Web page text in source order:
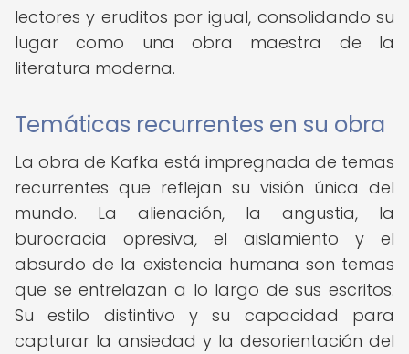
lectores y eruditos por igual, consolidando su
lugar como una obra maestra de la
literatura moderna.
Temáticas recurrentes en su obra
La obra de Kafka está impregnada de temas
recurrentes que reflejan su visión única del
mundo. La alienación, la angustia, la
burocracia opresiva, el aislamiento y el
absurdo de la existencia humana son temas
que se entrelazan a lo largo de sus escritos.
Su estilo distintivo y su capacidad para
capturar la ansiedad y la desorientación del